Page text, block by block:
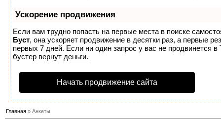
Ускорение продвижения
Если вам трудно попасть на первые места в поиске
Буст, она ускоряет продвижение в десятки раз, а первые
первых 7 дней. Если ни один запрос у вас не продвинется
бустер вернут деньги.
Начать продвижение сайта
Главная » Анкеты